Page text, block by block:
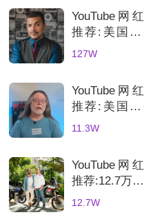
YouTube网红
推荐:美国3C
科技数码测评
127W
YouTube网红
推荐:美国3D
打印机深度测
11.3W
YouTube网红
推荐:12.7万粉
丝土耳其骑行
12.7W